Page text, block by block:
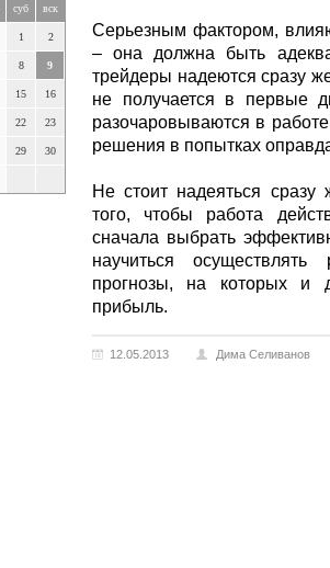
суб вск
1 2
8 9
15 16
22 23
29 30
Серьезным фактором,
– она должна быть
трейдеры надеются сразу
не получается в первые
разочаровываются в
решения в попытках
Не стоит надеяться
того, чтобы работа
сначала выбрать
научиться
прогнозы, на которых и
прибыль.
12.05.2013 Дима Селиванов